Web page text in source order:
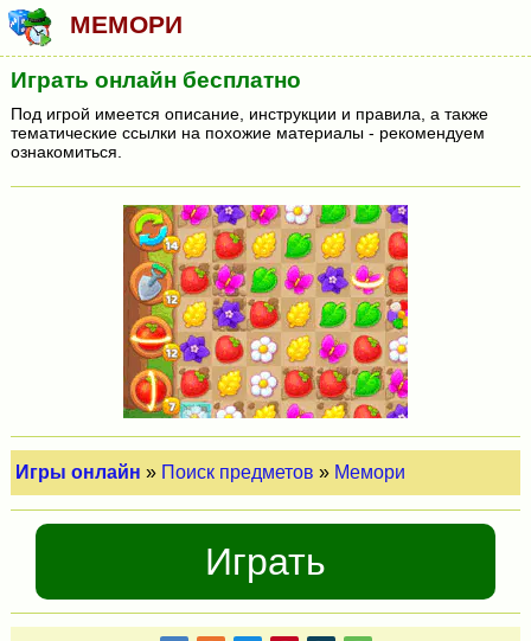
МЕМОРИ
Играть онлайн бесплатно
Под игрой имеется описание, инструкции и правила, а также
тематические ссылки на похожие материалы - рекомендуем
ознакомиться.
Игры онлайн » Поиск предметов » Мемори
Играть